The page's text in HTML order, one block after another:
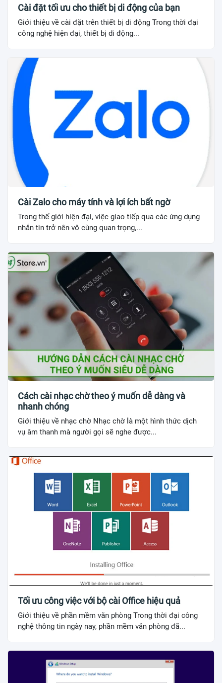
Cài đặt tối ưu cho thiết bị di động của bạn
Giới thiệu về cài đặt trên thiết bị di động Trong thời đại
công nghệ hiện đại, thiết bị di động...
Cài Zalo cho máy tính và lợi ích bất ngờ
Trong thế giới hiện đại, việc giao tiếp qua các ứng dụng
nhắn tin trở nên vô cùng quan trọng,...
Cách cài nhạc chờ theo ý muốn dễ dàng và
nhanh chóng
Giới thiệu về nhạc chờ Nhạc chờ là một hình thức dịch
vụ âm thanh mà người gọi sẽ nghe được...
Tối ưu công việc với bộ cài Office hiệu quả
Giới thiệu về phần mềm văn phòng Trong thời đại công
nghệ thông tin ngày nay, phần mềm văn phòng đã...